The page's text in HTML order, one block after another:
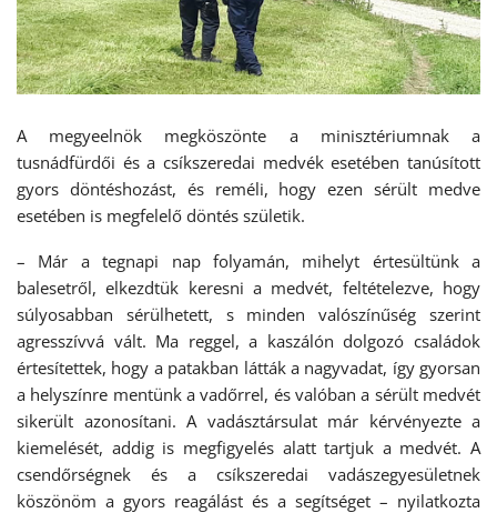
A megyeelnök megköszönte a minisztériumnak a
tusnádfürdői és a csíkszeredai medvék esetében tanúsított
gyors döntéshozást, és reméli, hogy ezen sérült medve
esetében is megfelelő döntés születik.
– Már a tegnapi nap folyamán, mihelyt értesültünk a
balesetről, elkezdtük keresni a medvét, feltételezve, hogy
súlyosabban sérülhetett, s minden valószínűség szerint
agresszívvá vált. Ma reggel, a kaszálón dolgozó családok
értesítettek, hogy a patakban látták a nagyvadat, így gyorsan
a helyszínre mentünk a vadőrrel, és valóban a sérült medvét
sikerült azonosítani. A vadásztársulat már kérvényezte a
kiemelését, addig is megfigyelés alatt tartjuk a medvét. A
csendőrségnek és a csíkszeredai vadászegyesületnek
köszönöm a gyors reagálást és a segítséget – nyilatkozta